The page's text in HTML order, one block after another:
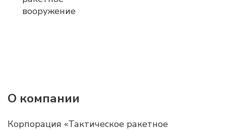
О компании
Корпорация «Тактическое ракетное